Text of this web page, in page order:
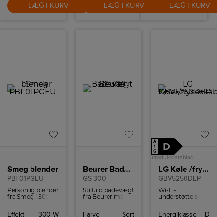
LÆG I KURV
sjovere at lave
mad.
LÆG I KURV LÆG I KURV
Smeg blender
PBF01PGEU
Personlig blender
fra Smeg i 50ér
to hastigheder.
Effekt
300 W
Beurer Badevægt
GS 300
Stilfuld badevægt
fra Beurer med
silikoneoverflade
Farve
Sort
A
↑
G
D
Produktdatablad
LG Køle-/fryseskab
GBV5250DEP
Wi-Fi-
understøttelse,
smartphone og
Energiklasse
D